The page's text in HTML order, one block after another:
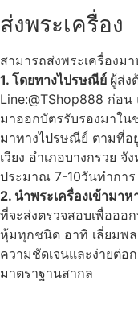
ส่งพระเครื่อง
สามารถส่งพระเครื่องม
1. โดยทางไปรษณีย์ ผู้ส่ง
Line:@TShop888 ก่อ
มาออกบัตรรับรองมาใน
มาทางไปรษณีย์ ตามที่อ
เวียง อำเภอบางกรวย จั
ประมาณ 7-10วันทำการ
2. นำพระเครื่องเข้ามาห
ที่จะส่งตรวจสอบเพื่อออ
หุ้มทุกชนิด อาทิ เลี่ยมพ
ความชัดเจนและง่ายต่
มาตราฐานสากล